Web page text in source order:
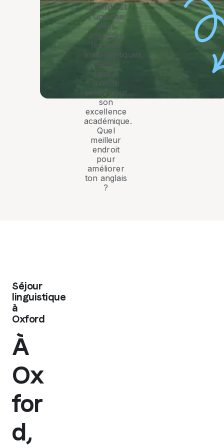
Oxford est
l'une des
villes
anglaises
les plus
emblématiques,
célèbre
dans le
monde
entier pour
son
excellence
académique.
Quel
meilleur
endroit
pour
améliorer
ton anglais
?
Séjour
linguistique
à
Oxford
À
Ox
for
d,